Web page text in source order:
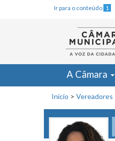
Ir para o conteúdo 1
A Câmara
Início > Vereadores